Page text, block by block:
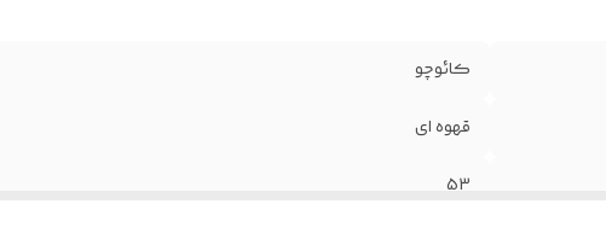
کائوچو
قهوه ای
53